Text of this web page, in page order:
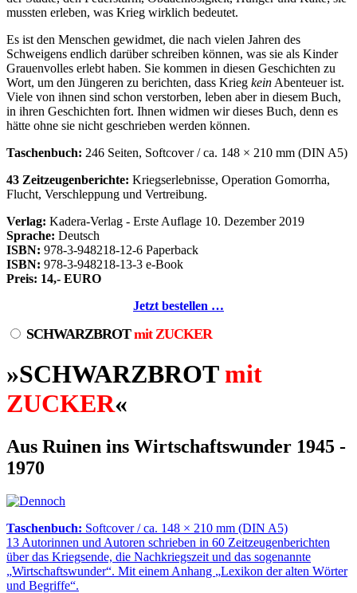
mussten erleben, was Krieg wirklich bedeutet.
Es ist den Menschen gewidmet, die nach vielen Jahren des
Schweigens endlich darüber schreiben können, was sie als Kinder
Grauenvolles erlebt haben. Sie kommen in diesen Geschichten zu
Wort, um den Jüngeren zu berichten, dass Krieg kein Abenteuer ist.
Viele von ihnen sind schon verstorben, leben aber in diesem Buch,
in ihren Geschichten fort. Ihnen widmen wir dieses Buch, denn es
hätte ohne sie nicht geschrieben werden können.
Taschenbuch: 246 Seiten, Softcover / ca. 148 × 210 mm (DIN A5)
43 Zeitzeugenberichte: Kriegserlebnisse, Operation Gomorrha,
Flucht, Verschleppung und Vertreibung.
Verlag: Kadera-Verlag - Erste Auflage 10. Dezember 2019
Sprache: Deutsch
ISBN: 978-3-948218-12-6 Paperback
ISBN: 978-3-948218-13-3 e-Book
Preis: 14,- EURO
Jetzt bestellen …
SCHWARZBROTmit ZUCKER
»SCHWARZBROTmit
ZUCKER«
Aus Ruinen ins Wirtschaftswunder 1945 -
1970
Taschenbuch: Softcover / ca. 148 × 210 mm (DIN A5)
13 Autorinnen und Autoren schrieben in 60 Zeitzeugenberichten
über das Kriegsende, die Nachkriegszeit und das sogenannte
Wirtschaftswunder . Mit einem Anhang
Lexikon der alten Wörter
und Begriffe .